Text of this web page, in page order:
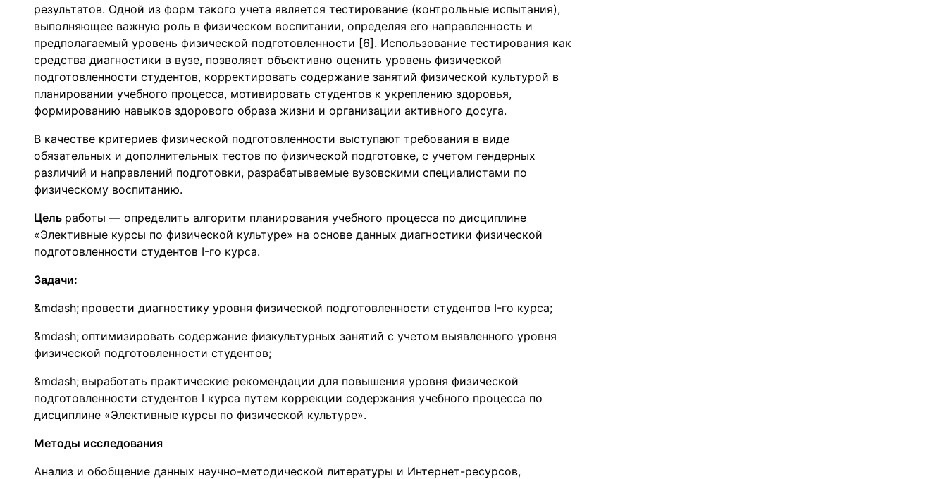
результатов. Одной из форм такого учета является тестирование (контрольные испытания),
выполняющее важную роль в физическом воспитании, определяя его направленность и
предполагаемый уровень физической подготовленности [6]. Использование тестирования как
средства диагностики в вузе, позволяет объективно оценить уровень физической
подготовленности студентов, корректировать содержание занятий физической культурой в
планировании учебного процесса, мотивировать студентов к укреплению здоровья,
формированию навыков здорового образа жизни и организации активного досуга.
В качестве критериев физической подготовленности выступают требования в виде
обязательных и дополнительных тестов по физической подготовке, с учетом гендерных
различий и направлений подготовки, разрабатываемые вузовскими специалистами по
физическому воспитанию.
Цель работы — определить алгоритм планирования учебного процесса по дисциплине
«Элективные курсы по физической культуре» на основе данных диагностики физической
подготовленности студентов I-го курса.
Задачи:
провести диагностику уровня физической подготовленности студентов I-го курса;
оптимизировать содержание физкультурных занятий с учетом выявленного уровня
физической подготовленности студентов;
выработать практические рекомендации для повышения уровня физической
подготовленности студентов I курса путем коррекции содержания учебного процесса по
дисциплине «Элективные курсы по физической культуре».
Методы исследования
Анализ и обобщение данных научно-методической литературы и Интернет-ресурсов,